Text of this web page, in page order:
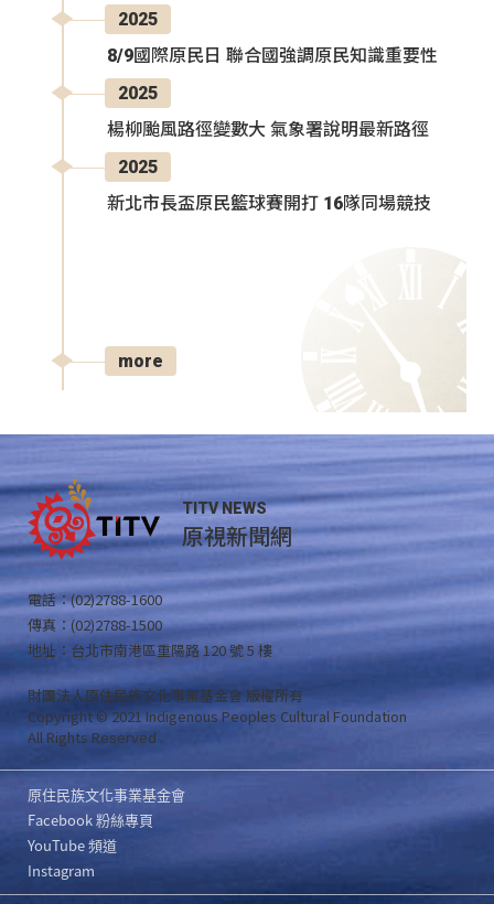
2025
8/9國際原民日 聯合國強調原民知識重要性
2025
楊柳颱風路徑變數大 氣象署說明最新路徑
2025
新北市長盃原民籃球賽開打 16隊同場競技
more
TITV NEWS
原視新聞網
電話：(02)2788-1600
傳真：(02)2788-1500
地址：台北市南港區重陽路 120 號 5 樓
財團法人原住民族文化事業基金會 版權所有
Copyright © 2021 Indigenous Peoples Cultural Foundation
All Rights Reserved .
原住民族文化事業基金會
Facebook 粉絲專頁
YouTube 頻道
Instagram